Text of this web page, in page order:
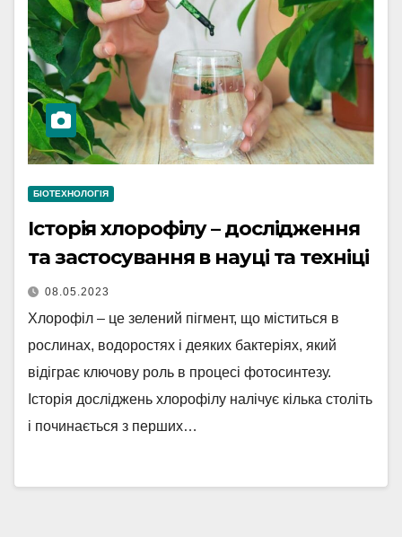
БІОТЕХНОЛОГІЯ
Історія хлорофілу – дослідження
та застосування в науці та техніці
08.05.2023
Хлорофіл – це зелений пігмент, що міститься в
рослинах, водоростях і деяких бактеріях, який
відіграє ключову роль в процесі фотосинтезу.
Історія досліджень хлорофілу налічує кілька століть
і починається з перших…